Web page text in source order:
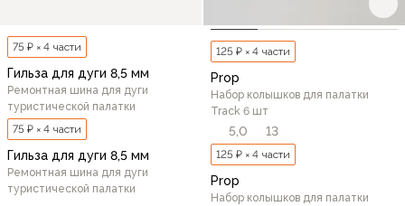
75 ₽ × 4 части
Гильза для дуги 8,5 мм
Ремонтная шина для дуги
туристической палатки
75 ₽ × 4 части
Гильза для дуги 8,5 мм
Ремонтная шина для дуги
туристической палатки
125 ₽ × 4 части
Prop
Набор колышков для палатки
Track 6 шт
5,0 13
125 ₽ × 4 части
Prop
Набор колышков для палатки